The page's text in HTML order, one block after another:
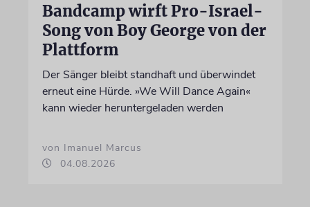
Bandcamp wirft Pro-Israel-
Song von Boy George von der
Plattform
Der Sänger bleibt standhaft und überwindet
erneut eine Hürde. »We Will Dance Again«
kann wieder heruntergeladen werden
von Imanuel Marcus
04.08.2026